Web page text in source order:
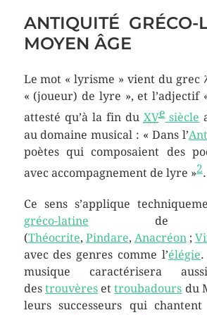
ANTIQUITÉ GRÉCO-
MOYEN ÂGE
Le mot « lyrisme » vient du grec
« (joueur) de lyre », et l’adjectif
attesté qu’à la fin du XVesiècle
au domaine musical : « Dans l’
poètes qui composaient des
avec accompagnement de lyre »2.
Ce sens s’applique
gréco-latine de
(Théocrite, Pindare, Anacréon;
avec des genres comme l’élégie.
musique caractérisera
des trouvèresettroubadours du
leurs successeurs qui